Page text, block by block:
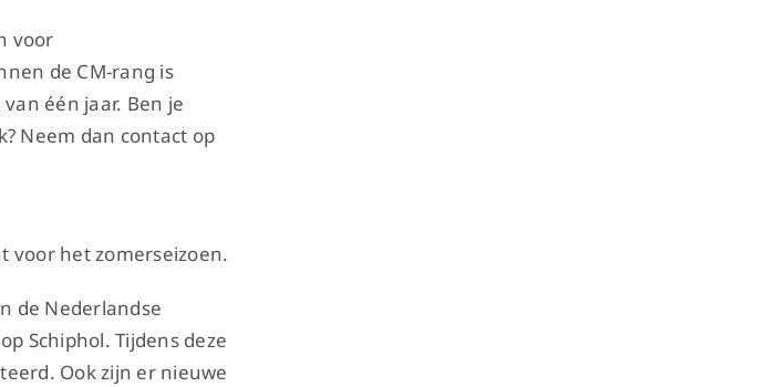
voor
de CM-rang is
één jaar. Ben je
Neem dan contact op
voor het zomerseizoen.
de Nederlandse
Schiphol. Tijdens deze
Ook zijn er nieuwe